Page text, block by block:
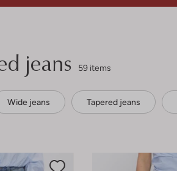
jeans 59 items
Wide jeans Tapered jeans